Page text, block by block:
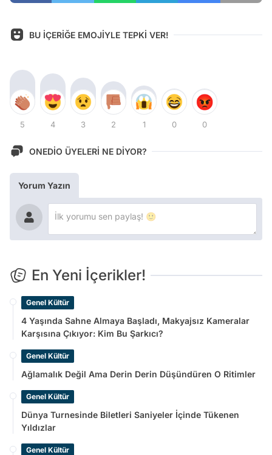
BU İÇERİĞE EMOJİYLE TEPKİ VER!
5 4 3 2 1 0 0
ONEDİO ÜYELERİ NE DİYOR?
Yorum Yazın
En Yeni İçerikler!
Genel Kültür
4 Yaşında Sahne Almaya Başladı, Makyajsız Kameralar
Karşısına Çıkıyor: Kim Bu Şarkıcı?
Genel Kültür
Ağlamalık Değil Ama Derin Derin Düşündüren O Ritimler
Genel Kültür
Dünya Turnesinde Biletleri Saniyeler İçinde Tükenen
Yıldızlar
Genel Kültür